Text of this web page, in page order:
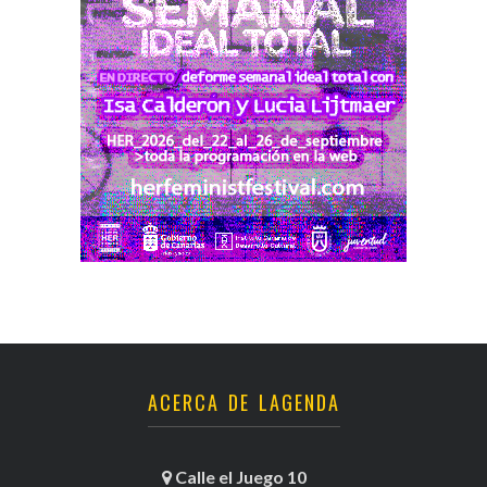
ACERCA DE LAGENDA
Calle el Juego 10